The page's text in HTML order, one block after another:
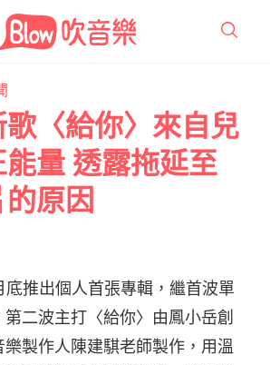
〈給你〉來自兒
量 透露拖延至
原因
底推出個人首張專輯，繼首波單
二波主打〈給你〉由鳳小岳創
製作人陳建騏老師製作，用溫